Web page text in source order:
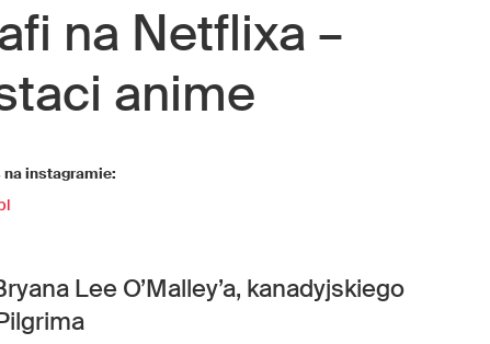
na Netflixa –
anime
na instagramie:
Lee O’Malley’a, kanadyjskiego